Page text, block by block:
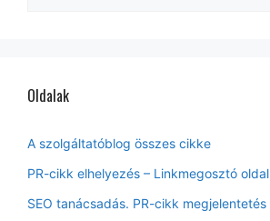
Oldalak
A szolgáltatóblog összes cikke
PR-cikk elhelyezés – Linkmegosztó oldal
SEO tanácsadás. PR-cikk megjelentetés